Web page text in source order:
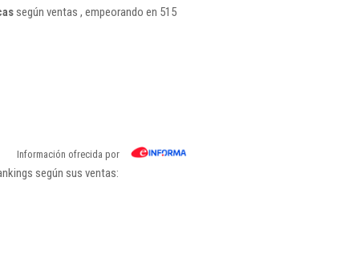
según ventas , empeorando en 515
Información ofrecida por
según sus ventas: